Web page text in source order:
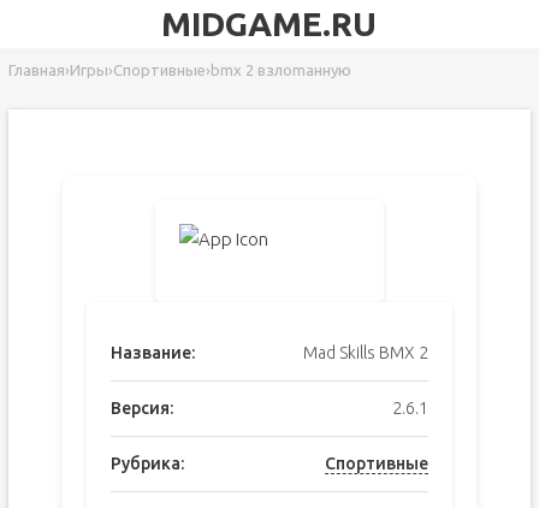
MIDGAME.RU
Главная›Игры›Спортивные› bmx 2 взлоmанную
Название: Mad Skills BMX 2
Версия: 2.6.1
Рубрика: Спортивные